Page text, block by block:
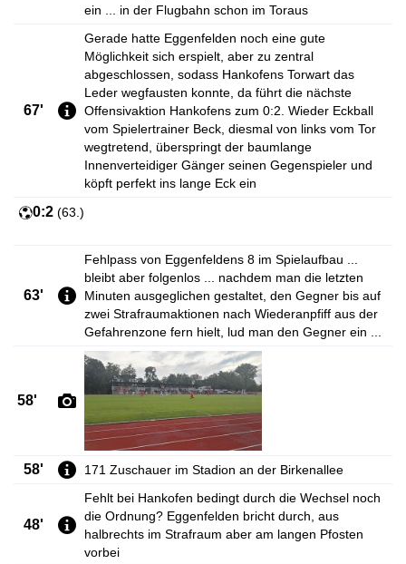
ein ... in der Flugbahn schon im Toraus
67'
Gerade hatte Eggenfelden noch eine gute
Möglichkeit sich erspielt, aber zu zentral
abgeschlossen, sodass Hankofens Torwart das
Leder wegfausten konnte, da führt die nächste
Offensivaktion Hankofens zum 0:2. Wieder Eckball
vom Spielertrainer Beck, diesmal von links vom Tor
wegtretend, überspringt der baumlange
Innenverteidiger Gänger seinen Gegenspieler und
köpft perfekt ins lange Eck ein
0:2 (63. )
63'
Fehlpass von Eggenfeldens 8 im Spielaufbau ...
bleibt aber folgenlos ... nachdem man die letzten
Minuten ausgeglichen gestaltet, den Gegner bis auf
zwei Strafraumaktionen nach Wiederanpfiff aus der
Gefahrenzone fern hielt, lud man den Gegner ein ...
58'
58' 171 Zuschauer im Stadion an der Birkenallee
48'
Fehlt bei Hankofen bedingt durch die Wechsel noch
die Ordnung? Eggenfelden bricht durch, aus
halbrechts im Strafraum aber am langen Pfosten
vorbei